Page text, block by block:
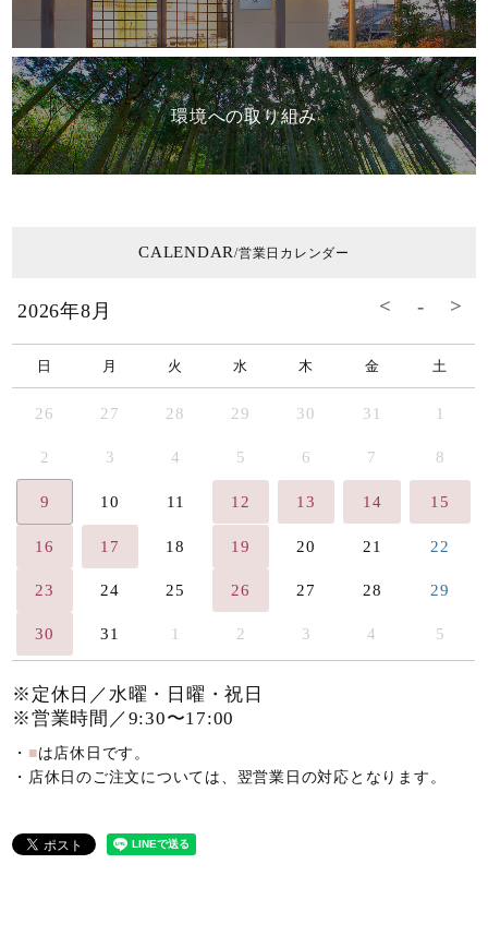
環境への取り組み
CALENDAR/営業日カレンダー
2026年8月
日 月 火 水 木 金 土
26 27 28 29 30 31 1
2 3 4 5 6 7 8
9 10 11 12 13 14 15
16 17 18 19 20 21 22
23 24 25 26 27 28 29
30 31 1 2 3 4 5
※定休日／水曜・日曜・祝日
※営業時間／9:30〜17:00
・ ■は店休日です。
・店休日のご注文については、翌営業日の対応となります。